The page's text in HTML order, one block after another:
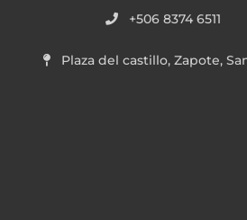
+506 8374 6511
Plaza del castillo, Zapote,